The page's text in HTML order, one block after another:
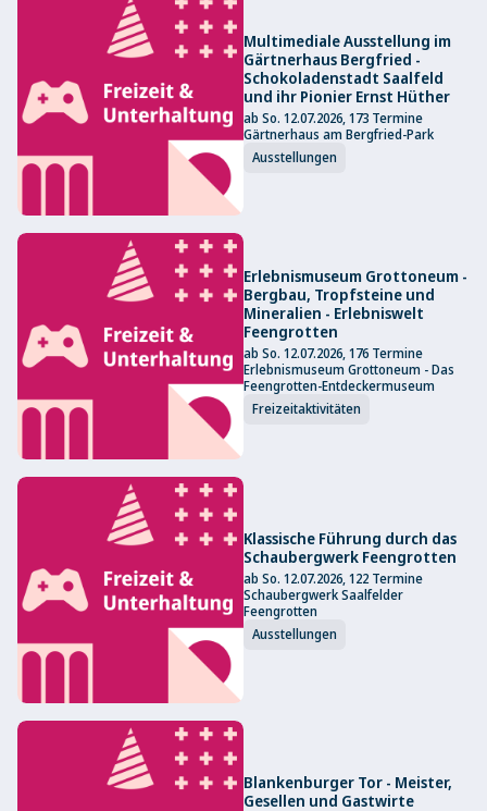
Multimediale Ausstellung im
Gärtnerhaus Bergfried -
Schokoladenstadt Saalfeld
und ihr Pionier Ernst Hüther
ab So. 12.07.2026, 173 Termine
Gärtnerhaus am Bergfried-Park
Ausstellungen
Erlebnismuseum Grottoneum -
Bergbau, Tropfsteine und
Mineralien - Erlebniswelt
Feengrotten
ab So. 12.07.2026, 176 Termine
Erlebnismuseum Grottoneum - Das
Feengrotten-Entdeckermuseum
Freizeitaktivitäten
Klassische Führung durch das
Schaubergwerk Feengrotten
ab So. 12.07.2026, 122 Termine
Schaubergwerk Saalfelder
Feengrotten
Ausstellungen
Blankenburger Tor - Meister,
Gesellen und Gastwirte